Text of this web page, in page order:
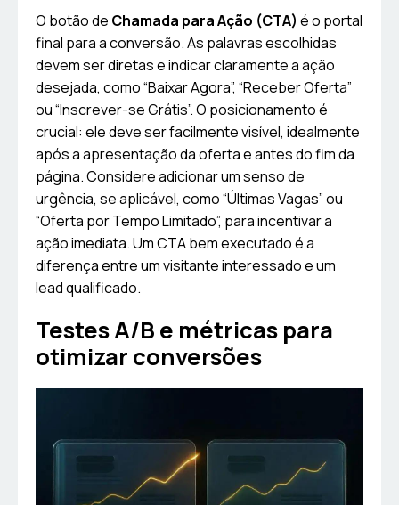
O botão de Chamada para Ação (CTA) é o portal
final para a conversão. As palavras escolhidas
devem ser diretas e indicar claramente a ação
desejada, como “Baixar Agora”, “Receber Oferta”
ou “Inscrever-se Grátis”. O posicionamento é
crucial: ele deve ser facilmente visível, idealmente
após a apresentação da oferta e antes do fim da
página. Considere adicionar um senso de
urgência, se aplicável, como “Últimas Vagas” ou
“Oferta por Tempo Limitado”, para incentivar a
ação imediata. Um CTA bem executado é a
diferença entre um visitante interessado e um
lead qualificado.
Testes A/B e métricas para
otimizar conversões